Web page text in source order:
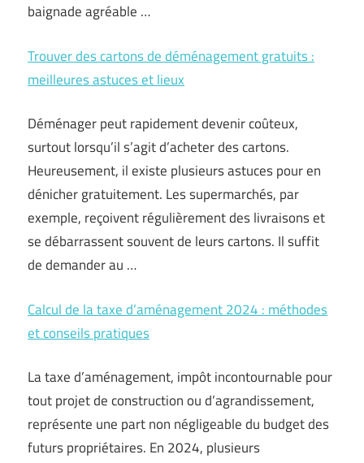
baignade agréable …
Trouver des cartons de déménagement gratuits :
meilleures astuces et lieux
Déménager peut rapidement devenir coûteux,
surtout lorsqu’il s’agit d’acheter des cartons.
Heureusement, il existe plusieurs astuces pour en
dénicher gratuitement. Les supermarchés, par
exemple, reçoivent régulièrement des livraisons et
se débarrassent souvent de leurs cartons. Il suffit
de demander au …
Calcul de la taxe d’aménagement 2024 : méthodes
et conseils pratiques
La taxe d’aménagement, impôt incontournable pour
tout projet de construction ou d’agrandissement,
représente une part non négligeable du budget des
futurs propriétaires. En 2024, plusieurs